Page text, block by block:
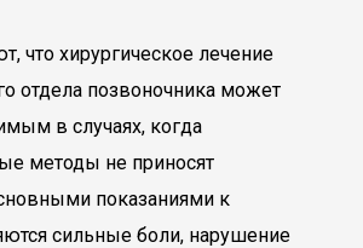
что хирургическое лечение
отдела позвоночника может
в случаях, когда
методы не приносят
показаниями к
сильные боли, нарушение